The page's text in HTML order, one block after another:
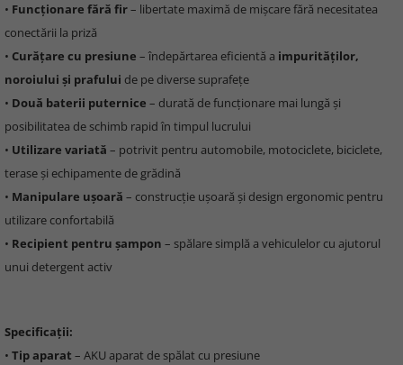
• Funcționare fără fir– libertate maximă de mișcare fără necesitatea
conectării la priză
• Curățare cu presiune – îndepărtarea eficientă a impurităților,
noroiului și prafului de pe diverse suprafețe
• Două baterii puternice – durată de funcționare mai lungă și
posibilitatea de schimb rapid în timpul lucrului
• Utilizare variată – potrivit pentru automobile, motociclete, biciclete,
terase și echipamente de grădină
• Manipulare ușoară – construcție ușoară și design ergonomic pentru
utilizare confortabilă
• Recipient pentru șampon – spălare simplă a vehiculelor cu ajutorul
unui detergent activ
Specificații:
• Tip aparat – AKU aparat de spălat cu presiune